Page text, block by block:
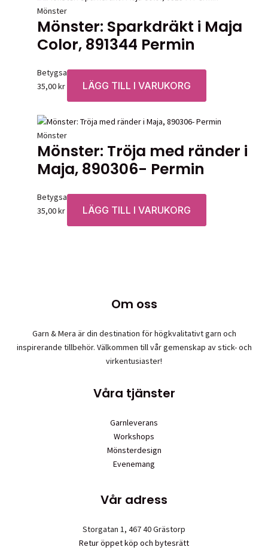
Mönster
Mönster: Sparkdräkt i Maja
Color, 891344 Permin
Betygsatt0av 5
35,00kr LÄGG TILL I VARUKORG
Mönster
Mönster: Tröja med ränder i
Maja, 890306- Permin
Betygsatt0av 5
35,00kr LÄGG TILL I VARUKORG
Om oss
Garn & Mera är din destination för högkvalitativt garn och
inspirerande tillbehör. Välkommen till vår gemenskap av stick- och
virkentusiaster!
Våra tjänster
Garnleverans
Workshops
Mönsterdesign
Evenemang
Vår adress
Storgatan 1, 467 40 Grästorp
Retur öppet köp och bytesrätt